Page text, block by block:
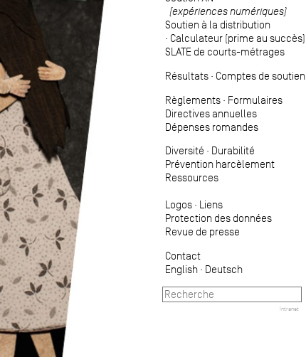
(expériences numériques)
Soutien à la distribution
· Calculateur (prime au succès)
SLATE de courts-métrages
Résultats · Comptes de soutien
Règlements · Formulaires
Directives annuelles
Dépenses romandes
Diversité · Durabilité
Prévention harcèlement
Ressources
Logos · Liens
Protection des données
Revue de presse
Contact
English · Deutsch
Intranet